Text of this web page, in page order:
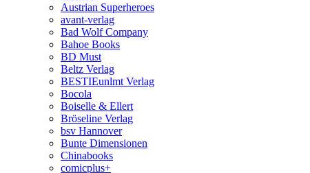
Austrian Superheroes
avant-verlag
Bad Wolf Company
Bahoe Books
BD Must
Beltz Verlag
BESTIEunlmt Verlag
Bocola
Boiselle & Ellert
Bröseline Verlag
bsv Hannover
Bunte Dimensionen
Chinabooks
comicplus+